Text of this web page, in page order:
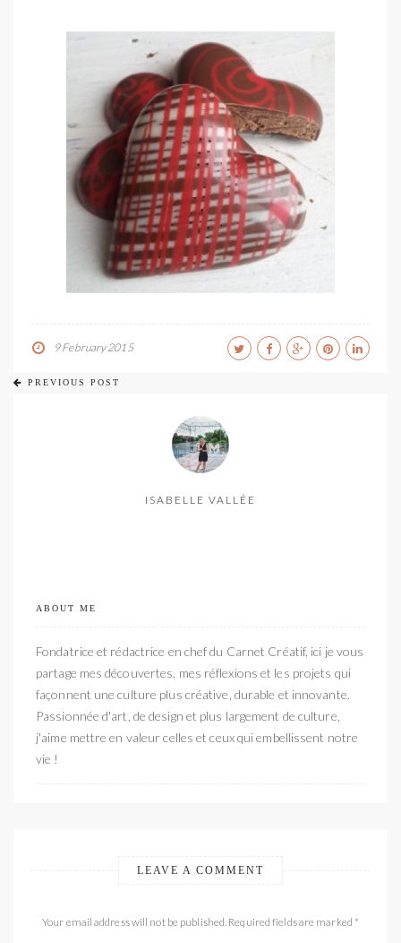
9 February 2015
PREVIOUS POST
ISABELLE VALLÉE
ABOUT ME
Fondatrice et rédactrice en chef du Carnet Créatif, ici je vous
partage mes découvertes, mes réflexions et les projets qui
façonnent une culture plus créative, durable et innovante.
Passionnée d'art, de design et plus largement de culture,
j'aime mettre en valeur celles et ceux qui embellissent notre
vie !
LEAVE A COMMENT
Your email address will not be published. Required fields are marked *